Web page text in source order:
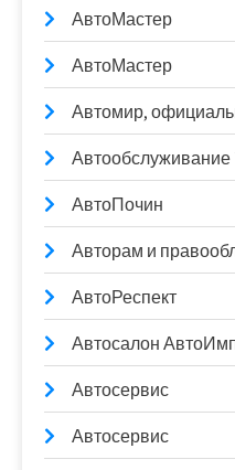
АвтоМастер
АвтоМастер
Автомир,
Автообслуживание
АвтоПочин
Авторам и
АвтоРеспект
Автосалон
Автосервис
Автосервис